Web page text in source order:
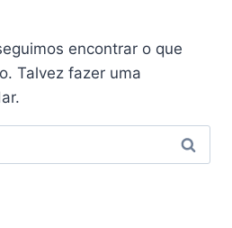
encontrar o que
Talvez fazer uma